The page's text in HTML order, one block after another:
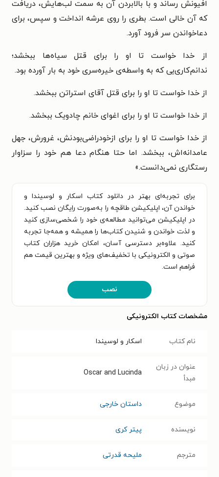
افیونش رساند و با بالابردن آن به سمت لب‌هایش، دریافت
که آن خالی است. بطری را روی عرشه انداخت و سپس، برای
دعاخواندن سر فرود آورد.
از خدا خواست تا او را برای قتل سیاه‌ها ببخشد؛
ندانم‌کاری‌یی که به واسطه‌ی خیره‌سری خود به بار آورده بود.
از خدا خواست تا او را برای قتل آقای استراتن ببخشد.
از خدا خواست تا او را برای اغوای خانم چادویک ببخشد.
از خدا خواست تا او را برای ازخودراضی‌بودنش، غرورش، جهل
عامدانه‌اش، ببخشد. اما حتا هنگام دعا هم خود را سزاوار
رستگاری نمی‌دانست.»
برای تجربه‌ای بهتر در دانلود کتاب اسکار و لوسیندا و
خواندن آن، اپلیکیشن طاقچه را به‌صورت رایگان نصب کنید.
در اپلیکیشن می‌توانید مطالعه‌ی خود را شخصی‌سازی کنید
و لذت خواندن و شنیدن کتاب‌ها را همیشه و همه‌جا تجربه
کنید. علاوه‌بر دسترسی آسان، امکان خرید هزاران کتاب
صوتی و الکترونیکی با تخفیف‌های ویژه و بهترین قیمت هم
فراهم است.
نصب
مشخصات کتاب الکترونیکی
نام کتاب اسکار و لوسیندا
عنوان در زبان
مبدأ
Oscar and Lucinda
موضوع داستان خارجی
نویسنده پیتر کری
مترجم ملیحه قدرتی